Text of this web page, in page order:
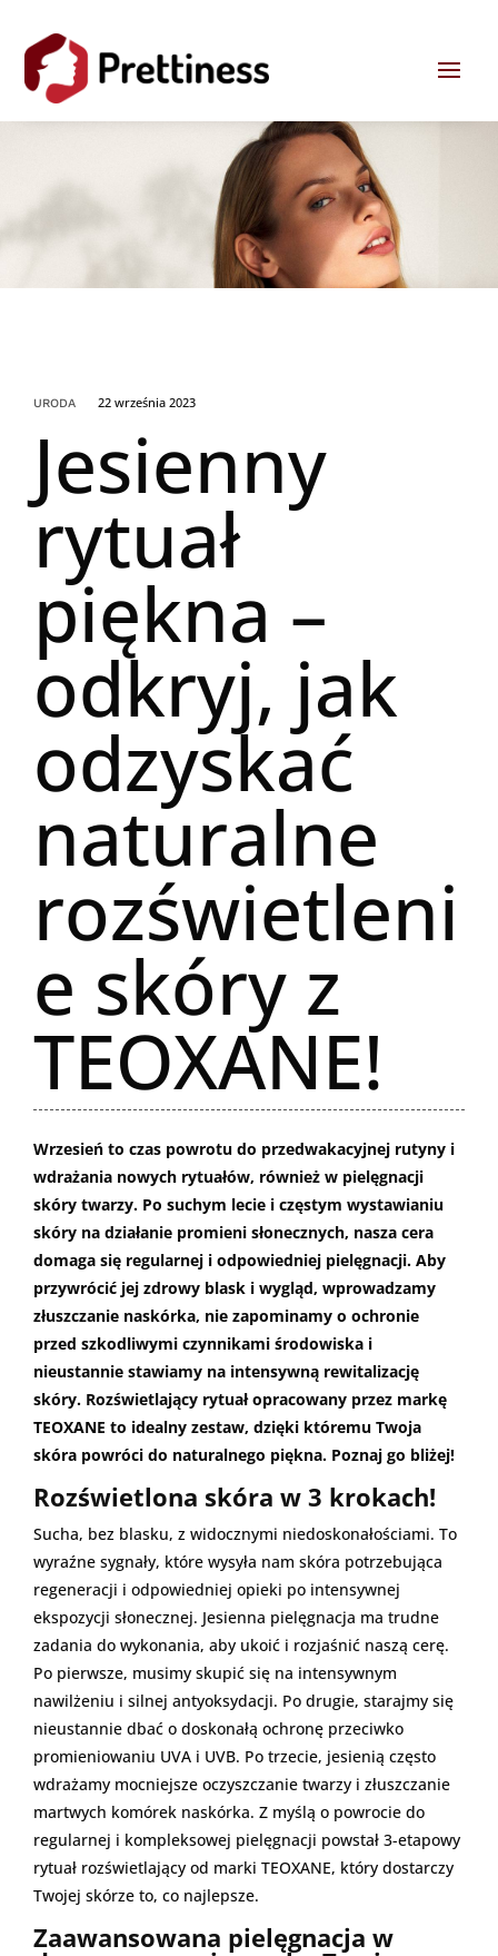
URODA 22 września 2023
Jesienny
rytuał
piękna –
odkryj, jak
odzyskać
naturalne
rozświetleni
e skóry z
TEOXANE!
Wrzesień to czas powrotu do przedwakacyjnej rutyny i
wdrażania nowych rytuałów, również w pielęgnacji
skóry twarzy. Po suchym lecie i częstym wystawianiu
skóry na działanie promieni słonecznych, nasza cera
domaga się regularnej i odpowiedniej pielęgnacji. Aby
przywrócić jej zdrowy blask i wygląd, wprowadzamy
złuszczanie naskórka, nie zapominamy o ochronie
przed szkodliwymi czynnikami środowiska i
nieustannie stawiamy na intensywną rewitalizację
skóry. Rozświetlający rytuał opracowany przez markę
TEOXANE to idealny zestaw, dzięki któremu Twoja
skóra powróci do naturalnego piękna. Poznaj go bliżej!
Rozświetlona skóra w 3 krokach!
Sucha, bez blasku, z widocznymi niedoskonałościami. To
wyraźne sygnały, które wysyła nam skóra potrzebująca
regeneracji i odpowiedniej opieki po intensywnej
ekspozycji słonecznej. Jesienna pielęgnacja ma trudne
zadania do wykonania, aby ukoić i rozjaśnić naszą cerę.
Po pierwsze, musimy skupić się na intensywnym
nawilżeniu i silnej antyoksydacji. Po drugie, starajmy się
nieustannie dbać o doskonałą ochronę przeciwko
promieniowaniu UVA i UVB. Po trzecie, jesienią często
wdrażamy mocniejsze oczyszczanie twarzy i złuszczanie
martwych komórek naskórka. Z myślą o powrocie do
regularnej i kompleksowej pielęgnacji powstał 3-etapowy
rytuał rozświetlający od marki TEOXANE, który dostarczy
Twojej skórze to, co najlepsze.
Zaawansowana pielęgnacja w